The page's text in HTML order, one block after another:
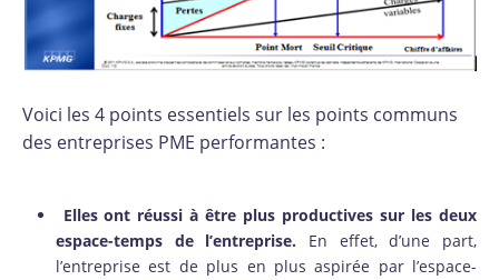
Voici les 4 points essentiels sur les points communs
des entreprises PME performantes :
Elles ont réussi à être plus productives sur les deux
espace-temps de l’entreprise. En effet, d’une part,
l’entreprise est de plus en plus aspirée par l’espace-